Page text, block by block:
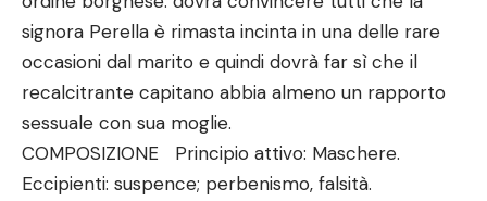
signora Perella è rimasta incinta in una delle rare
occasioni dal marito e quindi dovrà far sì che il
recalcitrante capitano abbia almeno un rapporto
sessuale con sua moglie.
COMPOSIZIONE Principio attivo: Maschere.
Eccipienti: suspence; perbenismo, falsità.